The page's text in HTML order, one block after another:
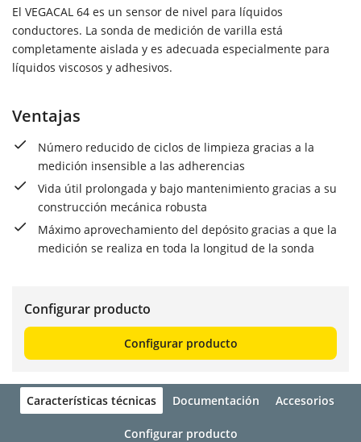
El VEGACAL 64 es un sensor de nivel para líquidos
conductores. La sonda de medición de varilla está
completamente aislada y es adecuada especialmente para
líquidos viscosos y adhesivos.
Ventajas
Número reducido de ciclos de limpieza gracias a la
medición insensible a las adherencias
Vida útil prolongada y bajo mantenimiento gracias a su
construcción mecánica robusta
Máximo aprovechamiento del depósito gracias a que la
medición se realiza en toda la longitud de la sonda
Configurar producto
Configurar producto
Características técnicas Documentación Accesorios
Configurar producto